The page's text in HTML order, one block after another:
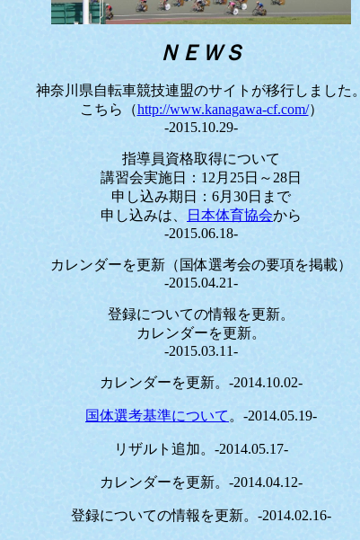
ＮＥＷＳ
神奈川県自転車競技連盟のサイトが移行しました。
こちら（http://www.kanagawa-cf.com/）
-2015.10.29-
指導員資格取得について
講習会実施日：12月25日～28日
申し込み期日：6月30日まで
申し込みは、
日本体育協会から
-2015.06.18-
カレンダーを更新（国体選考会の要項を掲載）
-2015.04.21-
登録についての情報を更新。
カレンダーを更新。
-2015.03.11-
カレンダーを更新。-2014.10.02-
国体選考基準について 。-2014.05.19-
リザルト追加。-2014.05.17-
カレンダーを更新。-2014.04.12-
登録についての情報を更新。-2014.02.16-